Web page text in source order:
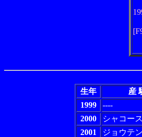
生年 産
1999
----
2000
シャコー
2001
ジョウテ